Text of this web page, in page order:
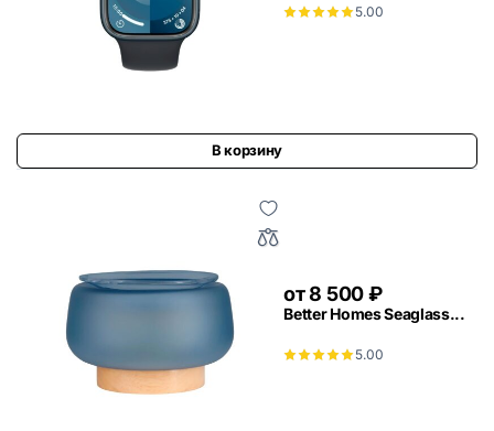
5.00
В корзину
от8 500₽
Better Homes Seaglass...
5.00